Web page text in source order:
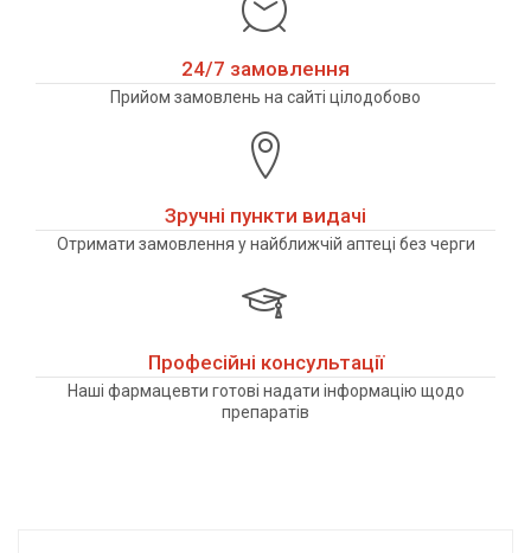
24/7 замовлення
Прийом замовлень на сайті цілодобово
Зручні пункти видачі
Отримати замовлення у найближчій аптеці без черги
Професійні консультації
Наші фармацевти готові надати інформацію щодо
препаратів